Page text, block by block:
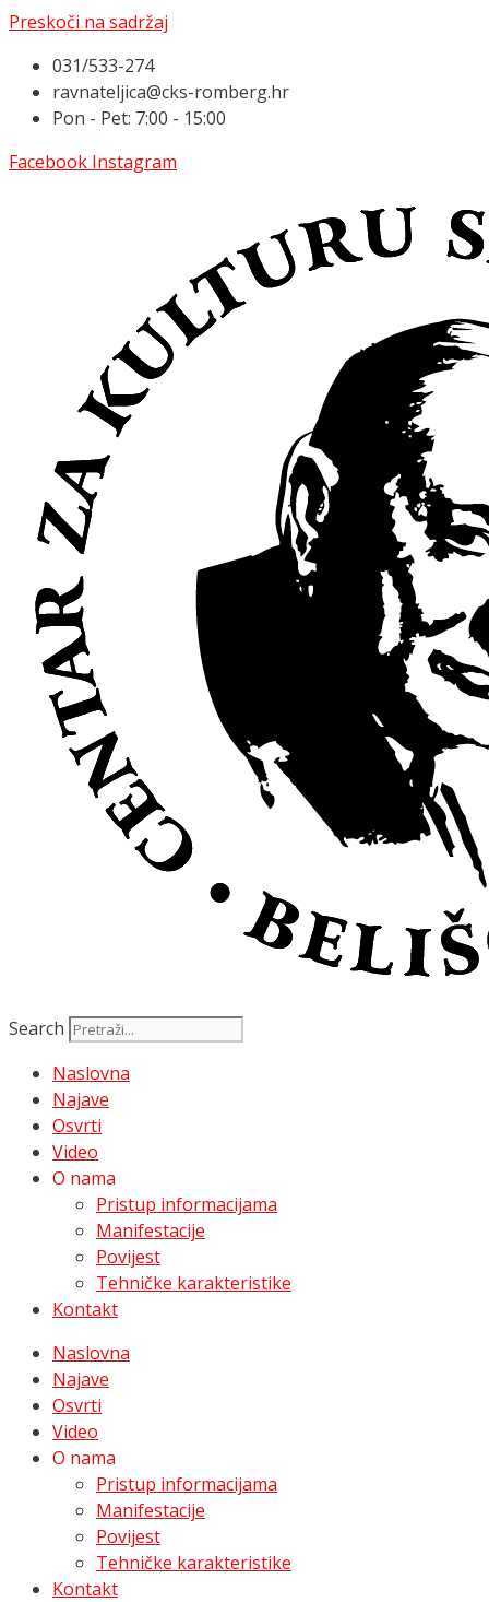
Preskoči na sadržaj
031/533-274
ravnateljica@cks-romberg.hr
Pon - Pet: 7:00 - 15:00
Facebook Instagram
Search
Naslovna
Najave
Osvrti
Video
O nama
Pristup informacijama
Manifestacije
Povijest
Tehničke karakteristike
Kontakt
Naslovna
Najave
Osvrti
Video
O nama
Pristup informacijama
Manifestacije
Povijest
Tehničke karakteristike
Kontakt